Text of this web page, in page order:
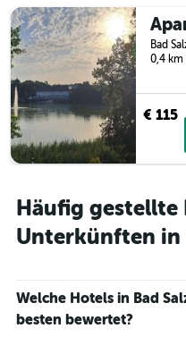
1
X-
Achse,
die
die
Hotelkategorien
nach
anzeigt
Das
hat
1
Y-
Achse,
durchschnittlichen
Zimmerpreis
0,4 km
€ 115
Häufig gestellte
Unterkünften in
Welche Hotels in Bad
besten bewertet?